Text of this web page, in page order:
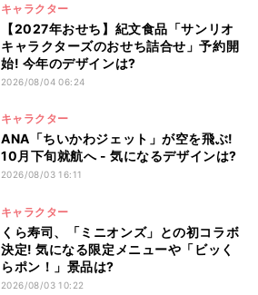
キャラクター
【2027年おせち】紀文食品「サンリオ
キャラクターズのおせち詰合せ」予約開
始! 今年のデザインは?
2026/08/04 06:24
キャラクター
ANA「ちいかわジェット」が空を飛ぶ!
10月下旬就航へ - 気になるデザインは?
2026/08/03 16:11
キャラクター
くら寿司、「ミニオンズ」との初コラボ
決定! 気になる限定メニューや「ビッく
らポン！」景品は?
2026/08/03 10:22